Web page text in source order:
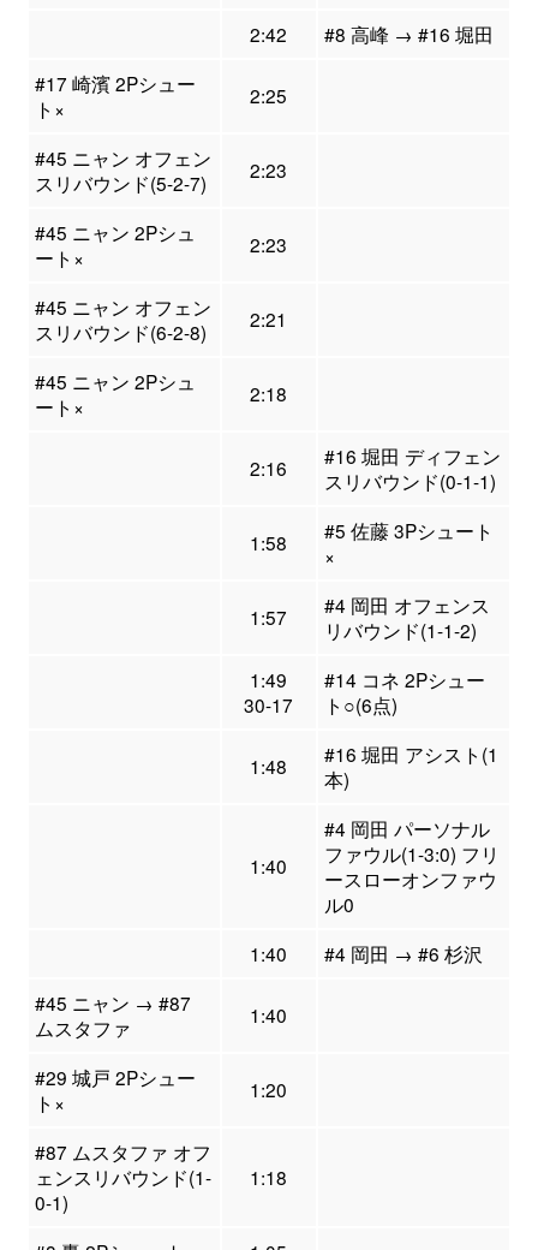
2:42
#8 高峰 → #16 堀田
#17 崎濱 2Pシュー
ト×
2:25
#45 ニャン オフェン
スリバウンド(5-2-7)
2:23
#45 ニャン 2Pシュ
ート×
2:23
#45 ニャン オフェン
スリバウンド(6-2-8)
2:21
#45 ニャン 2Pシュ
ート×
2:18
2:16
#16 堀田 ディフェン
スリバウンド(0-1-1)
1:58
#5 佐藤 3Pシュート
×
1:57
#4 岡田 オフェンス
リバウンド(1-1-2)
1:49
30-17
#14 コネ 2Pシュー
ト○(6点)
1:48
#16 堀田 アシスト(1
本)
1:40
#4 岡田 パーソナル
ファウル(1-3:0) フリ
ースローオンファウ
ル0
1:40
#4 岡田 → #6 杉沢
#45 ニャン → #87
ムスタファ
1:40
#29 城戸 2Pシュー
ト×
1:20
#87 ムスタファ オフ
ェンスリバウンド(1-
0-1)
1:18